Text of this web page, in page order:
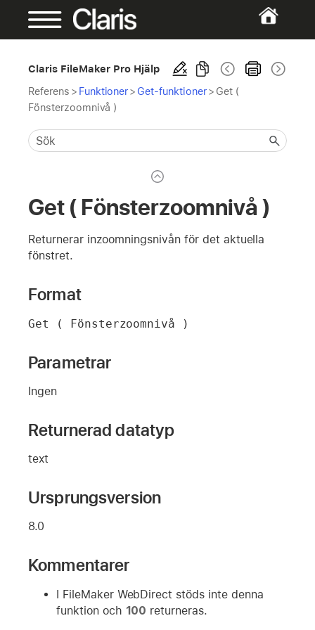
Claris FileMaker Pro Hjälp
Referens > Funktioner> Get-funktioner> Get (
Fönsterzoomnivå )
Get ( Fönsterzoomnivå )
Returnerar inzoomningsnivån för det aktuella
fönstret.
Format
Get ( Fönsterzoomnivå )
Parametrar
Ingen
Returnerad datatyp
text
Ursprungsversion
8.0
Kommentarer
I FileMaker WebDirect stöds inte denna
funktion och 100 returneras.